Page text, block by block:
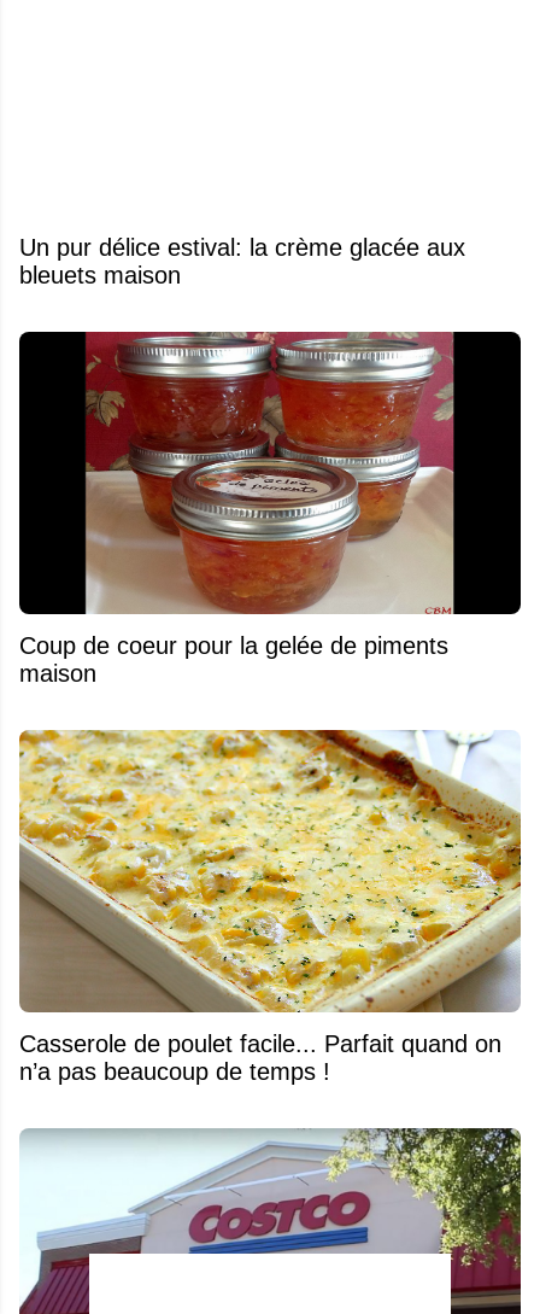
Un pur délice estival: la crème glacée aux
bleuets maison
Coup de coeur pour la gelée de piments
maison
Casserole de poulet facile... Parfait quand on
n’a pas beaucoup de temps !